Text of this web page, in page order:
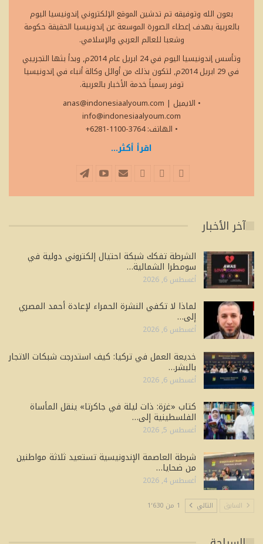
بعون الله وتوفيقه تم تدشين الموقع الإلكتروني إندونيسيا اليوم
بالعربية بهدف إعطاء الصورة الموسعة عن إندونيسيا الحقيقة حكومة
وشعبا للعالم العربي والإسلامي.
وتأسس إندونيسيا اليوم في 24 ابريل عام 2014م, وبدأ بثها التجريبي
في 29 ابريل 2014م, لتكون بذلك من أوائل وكالة أنباء في إندونيسيا
توفر رسمياً خدمة الأخبار بالعربية.
• الايميل
anas@indonesiaalyoum.com |
info@indonesiaalyoum.com
• الهاتف: 3764-1100-6281+
اقرأ أكثر...
آخر الأخبار
الشرطة تفكك شبكة احتيال إلكتروني دولية في
سومطرا الشمالية…
أغسطس 6, 2026
لماذا لا تكفي النشرة الحمراء لإعادة أحمد المصري
إلى…
أغسطس 6, 2026
خديعة العمل في تركيا: كيف استدرجت شبكات الاتجار
بالبشر…
أغسطس 6, 2026
كتاب «غزة: ذات ليلة في جاكرتا» ينقل المأساة
الفلسطينية إلى…
أغسطس 5, 2026
شرطة العاصمة الإندونيسية تستعيد ثلاثة مواطنين
من ضحايا…
أغسطس 4, 2026
السابق التالي 1 من 1٬630